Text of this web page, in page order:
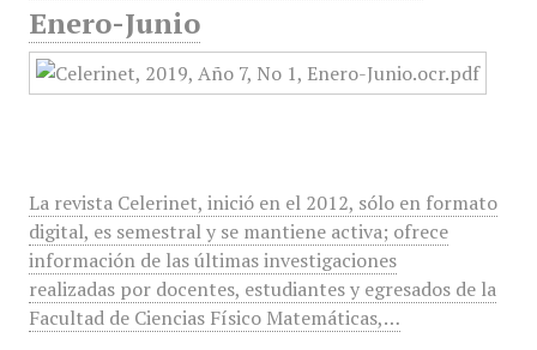
Enero-Junio
La revista Celerinet, inició en el 2012, sólo en formato
digital, es semestral y se mantiene activa; ofrece
información de las últimas investigaciones
realizadas por docentes, estudiantes y egresados de la
Facultad de Ciencias Físico Matemáticas,…